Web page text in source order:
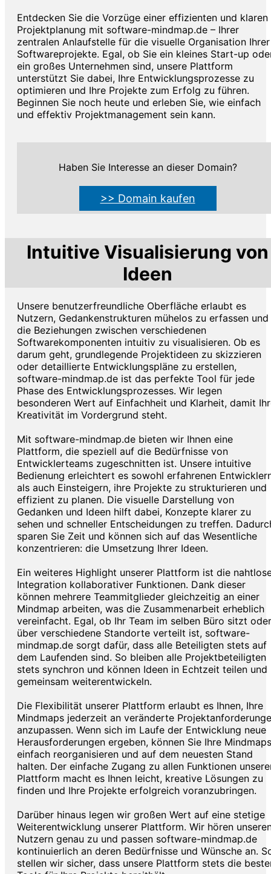
Entdecken Sie die Vorzüge einer effizienten und klaren
Projektplanung mit software-mindmap.de – Ihrer
zentralen Anlaufstelle für die visuelle Organisation Ihrer
Softwareprojekte. Egal, ob Sie ein kleines Start-up
ein großes Unternehmen sind, unsere Plattform
unterstützt Sie dabei, Ihre Entwicklungsprozesse zu
optimieren und Ihre Projekte zum Erfolg zu führen.
Beginnen Sie noch heute und erleben Sie, wie einfach
und effektiv Projektmanagement sein kann.
Haben Sie Interesse an dieser Domain?
>> Domain kaufen
Intuitive Visualisierung von
Ideen
Unsere benutzerfreundliche Oberfläche erlaubt es
Nutzern, Gedankenstrukturen mühelos zu erfassen und
die Beziehungen zwischen verschiedenen
Softwarekomponenten intuitiv zu visualisieren. Ob es
darum geht, grundlegende Projektideen zu skizzieren
oder detaillierte Entwicklungspläne zu erstellen,
software-mindmap.de ist das perfekte Tool für jede
Phase des Entwicklungsprozesses. Wir legen
besonderen Wert auf Einfachheit und Klarheit, damit
Kreativität im Vordergrund steht.
Mit software-mindmap.de bieten wir Ihnen eine
Plattform, die speziell auf die Bedürfnisse von
Entwicklerteams zugeschnitten ist. Unsere intuitive
Bedienung erleichtert es sowohl erfahrenen
als auch Einsteigern, ihre Projekte zu strukturieren und
effizient zu planen. Die visuelle Darstellung von
Gedanken und Ideen hilft dabei, Konzepte klarer zu
sehen und schneller Entscheidungen zu treffen.
sparen Sie Zeit und können sich auf das Wesentliche
konzentrieren: die Umsetzung Ihrer Ideen.
Ein weiteres Highlight unserer Plattform ist die
Integration kollaborativer Funktionen. Dank dieser
können mehrere Teammitglieder gleichzeitig an einer
Mindmap arbeiten, was die Zusammenarbeit erheblich
vereinfacht. Egal, ob Ihr Team im selben Büro sitzt oder
über verschiedene Standorte verteilt ist, software-
mindmap.de sorgt dafür, dass alle Beteiligten stets auf
dem Laufenden sind. So bleiben alle Projektbeteiligten
stets synchron und können Ideen in Echtzeit teilen und
gemeinsam weiterentwickeln.
Die Flexibilität unserer Plattform erlaubt es Ihnen, Ihre
Mindmaps jederzeit an veränderte
anzupassen. Wenn sich im Laufe der Entwicklung neue
Herausforderungen ergeben, können Sie Ihre Mindmaps
einfach reorganisieren und auf dem neuesten Stand
halten. Der einfache Zugang zu allen Funktionen
Plattform macht es Ihnen leicht, kreative Lösungen zu
finden und Ihre Projekte erfolgreich voranzubringen.
Darüber hinaus legen wir großen Wert auf eine stetige
Weiterentwicklung unserer Plattform. Wir hören
Nutzern genau zu und passen software-mindmap.de
kontinuierlich an deren Bedürfnisse und Wünsche an.
stellen wir sicher, dass unsere Plattform stets die